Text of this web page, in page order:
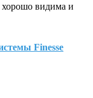
хорошо видима и
Finesse